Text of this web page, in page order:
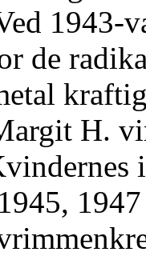
1943-
de
H.